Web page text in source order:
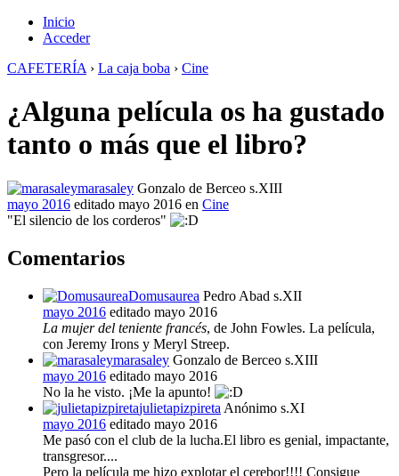
Inicio
Acceder
CAFETERÍA › La caja boba › Cine
¿Alguna película os ha gustado
tanto o más que el libro?
marasaley Gonzalo de Berceo s.XIII
mayo 2016 editado mayo 2016 en Cine
"El silencio de los corderos"
Comentarios
Domusaurea Pedro Abad s.XII
mayo 2016 editado mayo 2016
La mujer del teniente francés, de John Fowles. La película,
con Jeremy Irons y Meryl Streep.
marasaley Gonzalo de Berceo s.XIII
mayo 2016 editado mayo 2016
No la he visto. ¡Me la apunto!
julietapizpireta Anónimo s.XI
mayo 2016 editado mayo 2016
Me pasó con el club de la lucha.El libro es genial, impactante,
transgresor....
Pero la película me hizo explotar el cerebor!!!! Consigue